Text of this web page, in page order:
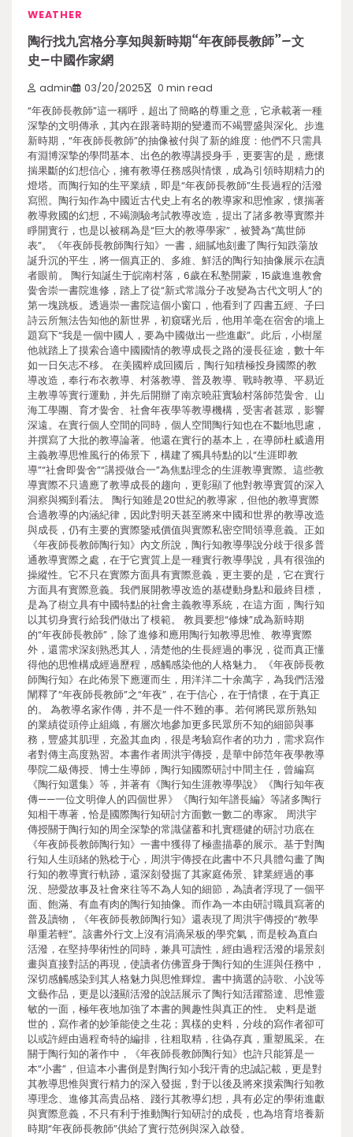
WEATHER
陶行找九宮格分享知與新時期“年夜師長教師”–文
史–中國作家網
admin 03/20/2025 0 min read
“年夜師長教師”這一稱呼，超出了簡略的尊重之意，它承載著一種
深摯的文明傳承，其內在跟著時期的變遷而不竭豐盛與深化。步進
新時期，“年夜師長教師”的抽像被付與了新的維度：他們不只需具
有淵博深摯的學問基本、出色的教導講授身手，更要害的是，應懷
揣果斷的幻想信心，擁有教導任務感與情懷，成為引領時期精力的
燈塔。而陶行知的生平業績，即是“年夜師長教師”生長過程的活潑
寫照。陶行知作為中國近古代史上有名的教導家和思惟家，懷揣著
教導救國的幻想，不竭測驗考試教導改造，提出了諸多教導實際并
睜開實行，也是以被稱為是“巨大的教導學家”，被贊為“萬世師
表”。《年夜師長教師陶行知》一書，細膩地刻畫了陶行知跌蕩放
誕升沉的平生，將一個真正的、多維、鮮活的陶行知抽像展示在讀
者眼前。 陶行知誕生于皖南村落，6歲在私塾開蒙，15歲進進教會
黌舍崇一書院進修，踏上了從“新式常識分子改變為古代文明人”的
第一塊跳板。透過崇一書院這個小窗口，他看到了四書五經、子曰
詩云所無法告知他的新世界，初窺曙光后，他用羊毫在宿舍的墻上
題寫下“我是一個中國人，要為中國做出一些進獻”。此后，小樹屋
他就踏上了摸索合適中國國情的教導成長之路的漫長征途，數十年
如一日矢志不移。 在美國粹成回國后，陶行知積極投身國際的教
導改造，奉行布衣教導、村落教導、普及教導、戰時教導、平易近
主教導等實行運動，并先后開辦了南京曉莊實驗村落師范黌舍、山
海工學團、育才黌舍、社會年夜學等教導機構，受害者甚眾，影響
深遠。在實行個人空間的同時，個人空間陶行知也在不斷地思慮，
并撰寫了大批的教導論著。他還在實行的基本上，在導師杜威適用
主義教導思惟風行的佈景下，構建了獨具特點的以“生涯即教
導”“社會即黌舍”“講授做合一”為焦點理念的生涯教導實際。這些教
導實際不只適應了教導成長的趨向，更彰顯了他對教導實質的深入
洞察與獨到看法。 陶行知雖是20世紀的教導家，但他的教導實際
合適教導的內涵紀律，因此對明天甚至將來中國和世界的教導改造
與成長，仍有主要的實際鑒戒價值與實際私密空間領導意義。正如
《年夜師長教師陶行知》內文所說，陶行知教導學說分歧于很多普
通教導實際之處，在于它實質上是一種實行教導學說，具有很強的
操縱性。它不只在實際方面具有實際意義，更主要的是，它在實行
方面具有實際意義。我們展開教導改造的基礎動身點和最終目標，
是為了樹立具有中國特點的社會主義教導系統，在這方面，陶行知
以其切身實行給我們做出了模範。 教員要想“修煉”成為新時期
的“年夜師長教師”，除了進修和應用陶行知教導思惟、教導實際
外，還需求深刻熟悉其人，清楚他的生長經過的事況，從而真正懂
得他的思惟構成經過歷程，感觸感染他的人格魅力。《年夜師長教
師陶行知》在此佈景下應運而生，用洋洋二十余萬字，為我們活潑
闡釋了“年夜師長教師”之“年夜”，在于信心，在于情懷，在于真正
的。 為教導名家作傳，并不是一件不難的事。若何將民眾所熟知
的業績從頭停止組織，有層次地參加更多民眾所不知的細節與事
務，豐盛其肌理，充盈其血肉，很是考驗寫作者的功力，需求寫作
者對傳主高度熟習。本書作者周洪宇傳授，是華中師范年夜學教導
學院二級傳授、博士生導師，陶行知國際研討中間主任，曾編寫
《陶行知選集》等，并著有《陶行知生涯教導學說》《陶行知年夜
傳——一位文明偉人的四個世界》《陶行知年譜長編》等諸多陶行
知相干專著，恰是國際陶行知研討方面數一數二的專家。 周洪宇
傳授關于陶行知的周全深摯的常識儲蓄和扎實穩健的研討功底在
《年夜師長教師陶行知》一書中獲得了極盡描摹的展示。基于對陶
行知人生頭緒的熟稔于心，周洪宇傳授在此書中不只具體勾畫了陶
行知的教導實行軌跡，還深刻發掘了其家庭佈景、肄業經過的事
況、戀愛故事及社會來往等不為人知的細節，為讀者浮現了一個平
面、飽滿、有血有肉的陶行知抽像。而作為一本由研討職員寫著的
普及讀物，《年夜師長教師陶行知》還表現了周洪宇傳授的“教學
舉重若輕”。該書外行文上沒有涓滴呆板的學究氣，而是較為直白
活潑，在堅持學術性的同時，兼具可讀性，經由過程活潑的場景刻
畫與直接對話的再現，使讀者仿佛置身于陶行知的生涯與任務中，
深切感觸感染到其人格魅力與思惟輝煌。書中摘選的詩歌、小說等
文藝作品，更是以淺顯活潑的說話展示了陶行知活躍豁達、思惟靈
敏的一面，極年夜地加強了本書的興趣性與真正的性。 史料是逝
世的，寫作者的妙筆能使之生花；異樣的史料，分歧的寫作者卻可
以或許經由過程奇特的編排，往粗取精，往偽存真，重塑風采。在
關于陶行知的著作中，《年夜師長教師陶行知》也許只能算是一
本“小書”，但這本小書倒是對陶行知小我汗青的忠誠記載，更是對
其教導思惟與實行精力的深入發掘，對于以後及將來摸索陶行知教
導理念、進修其高貴品格、踐行其教導幻想，具有必定的學術進獻
與實際意義，不只有利于推動陶行知研討的成長，也為培育培養新
時期“年夜師長教師”供給了實行范例與深入啟發。